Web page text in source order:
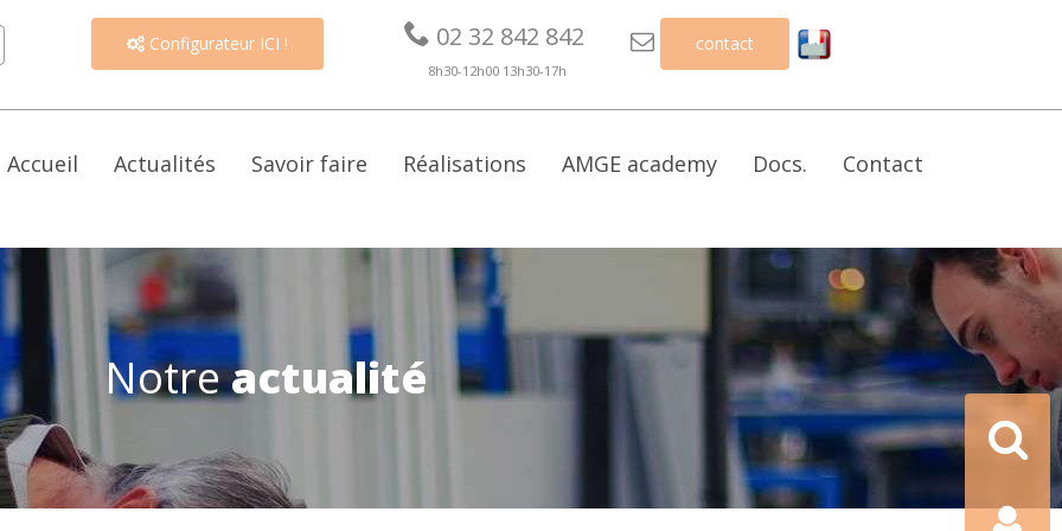
 Configurateur ICI !  02 32 842 842
8h30-12h00 13h30-17h
 contact
Accueil Actualités Savoir faire Réalisations AMGE academy Docs. Contact
Notreactualité